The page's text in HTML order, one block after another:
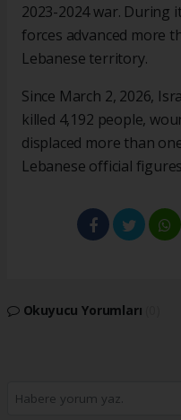
2023-2024 war. During
forces advanced more
Lebanese territory.
Since March 2, 2026,
killed 4,192 people,
displaced more than
Lebanese official
Okuyucu Yorumları